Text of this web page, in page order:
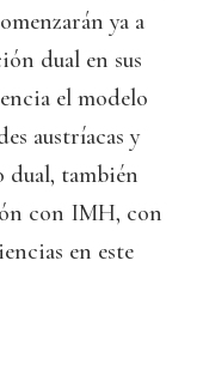
ya a
dual en sus
el modelo
austríacas y
dual, también
con IMH, con
en este